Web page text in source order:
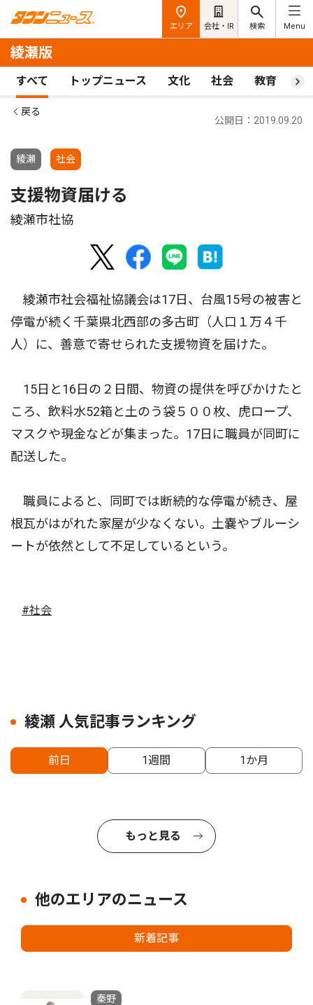
エリア 会社・IR 検索 Menu
綾瀬版
すべて トップニュース 文化 社会 教育 ス
戻る
綾瀬 社会
公開日：2019.09.20
支援物資届ける
綾瀬市社協
綾瀬市社会福祉協議会は17日、台風15号の被害と
停電が続く千葉県北西部の多古町（人口１万４千
人）に、善意で寄せられた支援物資を届けた。
15日と16日の２日間、物資の提供を呼びかけたと
ころ、飲料水52箱と土のう袋５００枚、虎ロープ、
マスクや現金などが集まった。17日に職員が同町に
配送した。
職員によると、同町では断続的な停電が続き、屋
根瓦がはがれた家屋が少なくない。土嚢やブルーシ
ートが依然として不足しているという。
#社会
綾瀬 人気記事ランキング
前日 1週間 1か月
もっと見る
他のエリアのニュース
新着記事
秦野